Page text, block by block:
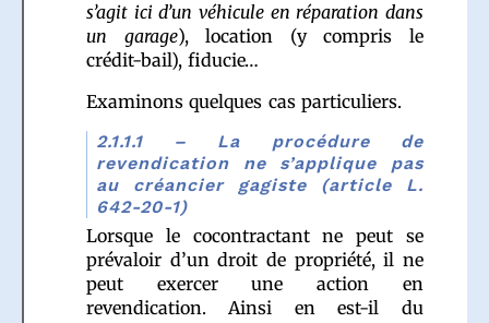
s’agit ici d’un véhicule en réparation dans
un garage), location (y compris le
crédit-bail), fiducie…
Examinons quelques cas particuliers.
2.1.1.1 – La procédure de
revendication ne s’applique pas
au créancier gagiste (article L.
642-20-1)
Lorsque le cocontractant ne peut se
prévaloir d’un droit de propriété, il ne
peut exercer une action en
revendication. Ainsi en est-il du